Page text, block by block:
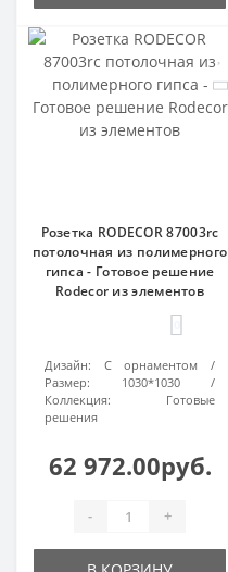
Розетка RODECOR 87003rc
потолочная из полимерного
гипса - Готовое решение
Rodecor из элементов
Дизайн:
С орнаментом
Размер:
1030*1030
Коллекция:
Готовые
решения
62 972.00руб.
- +